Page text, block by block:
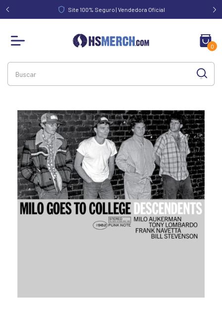
FRETE GRÁTIS acima de R$ 340,00 | Norte e Nordeste acima de
R$ 390,00
0